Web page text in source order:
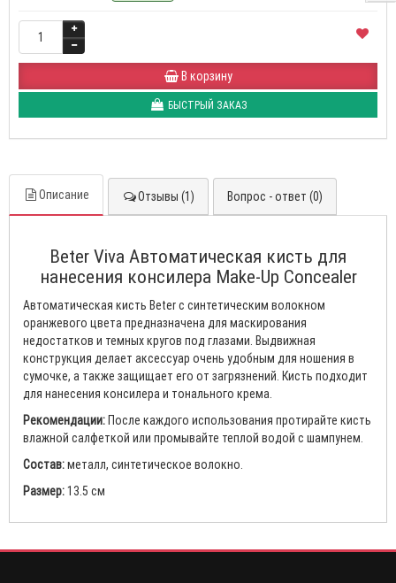
В корзину
БЫСТРЫЙ ЗАКАЗ
Описание Отзывы (1) Вопрос - ответ (0)
Beter Viva Автоматическая кисть для
нанесения консилера Make-Up Concealer
Автоматическая кисть Beter с синтетическим волокном
оранжевого цвета предназначена для маскирования
недостатков и темных кругов под глазами. Выдвижная
конструкция делает аксессуар очень удобным для ношения в
сумочке, а также защищает его от загрязнений. Кисть подходит
для нанесения консилера и тонального крема.
Рекомендации:После каждого использования протирайте кисть
влажной салфеткой или промывайте теплой водой с шампунем.
Состав:металл, синтетическое волокно.
Размер:13.5 см